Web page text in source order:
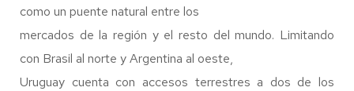
como un puente natural entre los
mercados de la región y el resto del mundo. Limitando
con Brasil al norte y Argentina al oeste,
Uruguay cuenta con accesos terrestres a dos de los